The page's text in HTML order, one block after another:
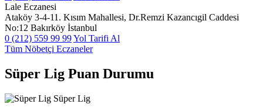
Lale Eczanesi
Ataköy 3-4-11. Kısım Mahallesi, Dr.Remzi Kazancıgil Caddesi
No:12 Bakırköy İstanbul
0 (212) 559 99 99Yol Tarifi Al
Tüm Nöbetçi Eczaneler
Süper Lig Puan Durumu
Süper Lig